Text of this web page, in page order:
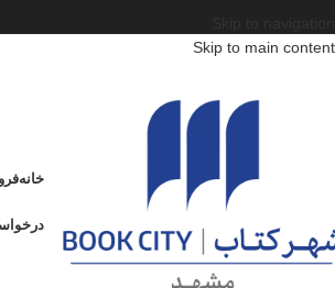
Skip to main content
خانه
محصولات / کتاب کودک و نوجوان